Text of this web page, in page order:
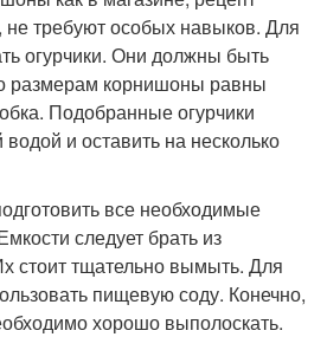
требуют особых навыков. Для
огурчики. Они должны быть
размерам корнишоны равны
Подобранные огурчики
водой и оставить на несколько
все необходимые
следует брать из
стоит тщательно вымыть. Для
пищевую соду. Конечно,
хорошо выполоскать.